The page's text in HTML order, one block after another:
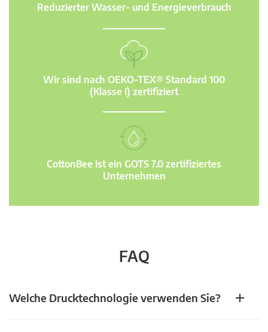
Reduzierter Wasser- und Energieverbrauch
Wir sind nach OEKO-TEX® Standard 100
(Klasse I) zertifiziert
CottonBee ist ein GOTS 7.0 zertifiziertes
Unternehmen
FAQ
Welche Drucktechnologie verwenden Sie?